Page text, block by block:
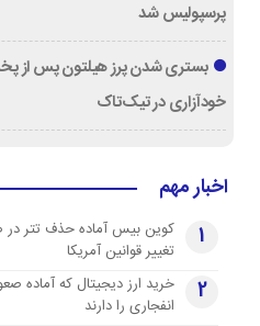
پرسپولیس شد
بستری شدن پرز هیلتون پس از
خودآزاری در تیک‌تاک
اخبار مهم
1
کوین بیس آماده حذف تتر
تغییر قوانین آمریکا
2
خرید ارز دیجیتال که آماده
انفجاری را دارند